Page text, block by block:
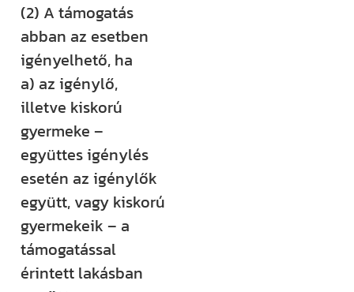
(2) A támogatás
abban az esetben
igényelhető, ha
a) az igénylő,
illetve kiskorú
gyermeke –
együttes igénylés
esetén az igénylők
együtt, vagy kiskorú
gyermekeik – a
támogatással
érintett lakásban